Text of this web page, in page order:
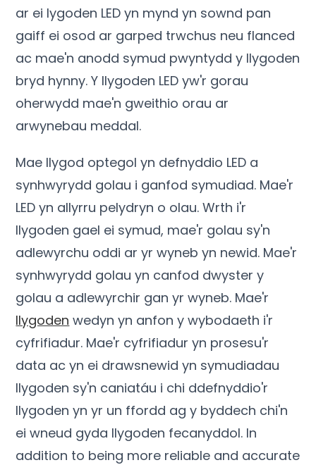
ar ei lygoden LED yn mynd yn sownd pan
gaiff ei osod ar garped trwchus neu flanced
ac mae'n anodd symud pwyntydd y llygoden
bryd hynny. Y llygoden LED yw'r gorau
oherwydd mae'n gweithio orau ar
arwynebau meddal.
Mae llygod optegol yn defnyddio LED a
synhwyrydd golau i ganfod symudiad. Mae'r
LED yn allyrru pelydryn o olau. Wrth i'r
llygoden gael ei symud, mae'r golau sy'n
adlewyrchu oddi ar yr wyneb yn newid. Mae'r
synhwyrydd golau yn canfod dwyster y
golau a adlewyrchir gan yr wyneb. Mae'r
llygoden wedyn yn anfon y wybodaeth i'r
cyfrifiadur. Mae'r cyfrifiadur yn prosesu'r
data ac yn ei drawsnewid yn symudiadau
llygoden sy'n caniatáu i chi ddefnyddio'r
llygoden yn yr un ffordd ag y byddech chi'n
ei wneud gyda llygoden fecanyddol. In
addition to being more reliable and accurate